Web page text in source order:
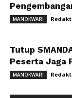
MANOKWARI
Tutup
Peserta Jaga
MANOKWARI